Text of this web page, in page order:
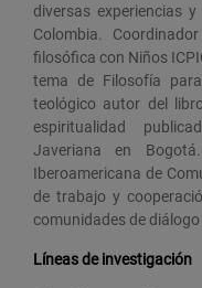
diversas experiencias
Colombia.
filosófica con Niños
tema de Filosofía
teológico autor del
espiritualidad
Javeriana en
Iberoamericana de
de trabajo y
comunidades de
Líneas de investigación